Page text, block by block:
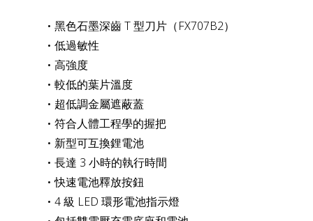
• 黑色石墨深齒 T 型刀片（FX707B2）
• 低過敏性
• 高強度
• 較低的葉片溫度
• 超低調金屬遮蔽蓋
• 符合人體工程學的握把
• 新型可互換鋰電池
• 長達 3 小時的執行時間
• 快速電池釋放按鈕
• 4 級 LED 環形電池指示燈